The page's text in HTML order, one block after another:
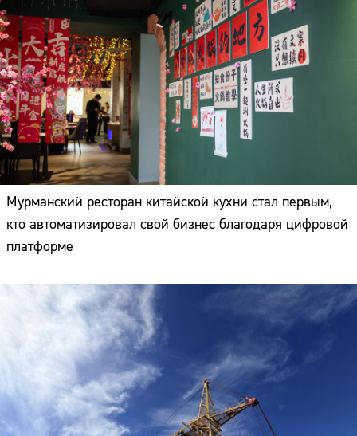
Мурманский ресторан китайской кухни стал первым,
кто автоматизировал свой бизнес благодаря цифровой
платформе